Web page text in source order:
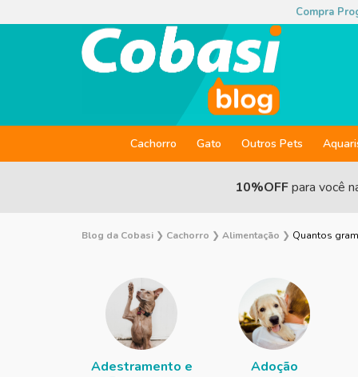
Compra
Cachorro Gato Outros Pets
10%OFFpara você
Blog da Cobasi ❯ Cachorro ❯ Alimentação ❯ Quantos
Adestramento e
Adoção